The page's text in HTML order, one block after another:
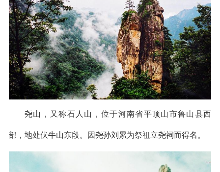
尧山，又称石人山，位于河南省平顶山市鲁山县西
部，地处伏牛山东段。因尧孙刘累为祭祖立尧祠而得名。